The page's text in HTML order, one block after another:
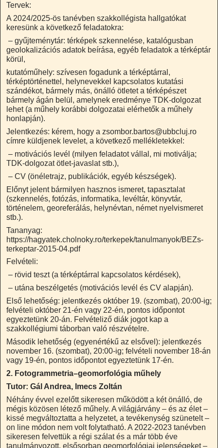
Tervek:
A 2024/2025-ös tanévben szakkollégista hallgatókat
keresünk a következő feladatokra:
– gyűjteménytár: térképek szkennelése, katalógusban
geolokalizációs adatok beírása, egyéb feladatok a térképtár
körül,
kutatóműhely: szívesen fogadunk a térképtárral,
térképtörténettel, helynevekkel kapcsolatos kutatási
szándékot, bármely más, önálló ötletet a térképészet
bármely ágán belül, amelynek eredménye TDK-dolgozat
lehet (a műhely korábbi dolgozatai elérhetők a műhely
honlapján).
Jelentkezés: kérem, hogy a zsombor.bartos@ubbcluj.ro
címre küldjenek levelet, a következő mellékletekkel:
– motivációs levél (milyen feladatot vállal, mi motiválja;
TDK-dolgozat ötlet-javaslat stb.),
– CV (önéletrajz, publikációk, egyéb készségek).
Előnyt jelent bármilyen hasznos ismeret, tapasztalat
(szkennelés, fotózás, informatika, levéltár, könyvtár,
történelem, georeferálás, helynévtan, német nyelvismeret
stb.).
Tananyag:
https://hagyatek.cholnoky.ro/terkepek/tanulmanyok/BEZs-
terkeptar-2015-04.pdf
Felvételi:
– rövid teszt (a térképtárral kapcsolatos kérdések),
– utána beszélgetés (motivációs levél és CV alapján).
Első lehetőség: jelentkezés október 19. (szombat), 20:00-ig;
felvételi október 21-én vagy 22-én, pontos időpontot
egyeztetünk 20-án. Felvételiző diák jogot kap a
szakkollégiumi táborban való részvételre.
Második lehetőség (egyenértékű az elsővel): jelentkezés
november 16. (szombat), 20:00-ig; felvételi november 18-án
vagy 19-én, pontos időpontot egyeztetünk 17-én.
2. Fotogrammetria–geomorfológia műhely
Tutor: Gál Andrea, Imecs Zoltán
Néhány évvel ezelőtt sikeresen működött a két önálló, de
mégis közösen létező műhely. A világjárvány – és az élet –
kissé megváltoztatta a helyzetet, a tevékenység szünetelt –
on line módon nem volt folytatható. A 2022-2023 tanévben
sikeresen felvettük a régi szálat és a már több éve
tanulmányozott, elsősorban geomorfológiai jelenségeket –